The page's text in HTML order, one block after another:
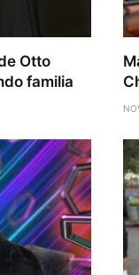
Otto
familia